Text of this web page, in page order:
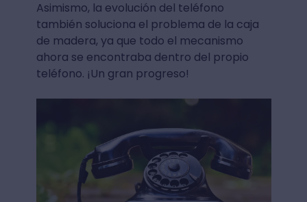
Asimismo, la evolución del teléfono
también soluciona el problema de la caja
de madera, ya que todo el mecanismo
ahora se encontraba dentro del propio
teléfono. ¡Un gran progreso!